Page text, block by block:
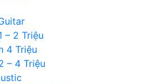
– 2 Triệu
4 Triệu
– 4 Triệu